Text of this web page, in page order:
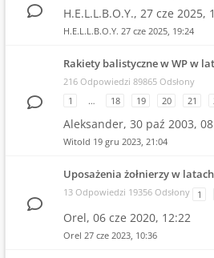
H.E.L.L.B.O.Y., 27 cze 2025,
H.E.L.L.B.O.Y. 27 cze 2025, 19:24
Rakiety balistyczne w WP w
216 Odpowiedzi 89865 Odsłony
1
… 18 19 20 21
Aleksander, 30 paź 2003,
Witold 19 gru 2023, 21:04
Uposażenia żołnierzy w latach
13 Odpowiedzi 19356 Odsłony 1
Orel, 06 cze 2020, 12:22
Orel 27 cze 2023, 10:36